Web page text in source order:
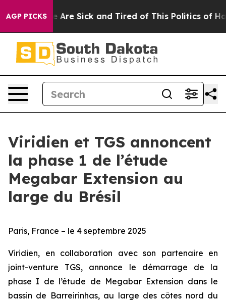
AGP PICKS
“People Are Sick and Tired of This Politics of
Viridien et TGS annoncent
la phase 1 de l’étude
Megabar Extension au
large du Brésil
Paris, France – le 4 septembre 2025
Viridien, en collaboration avec son partenaire en
joint-venture TGS, annonce le démarrage de la
phase I de l’étude de Megabar Extension dans le
bassin de Barreirinhas, au large des côtes nord du